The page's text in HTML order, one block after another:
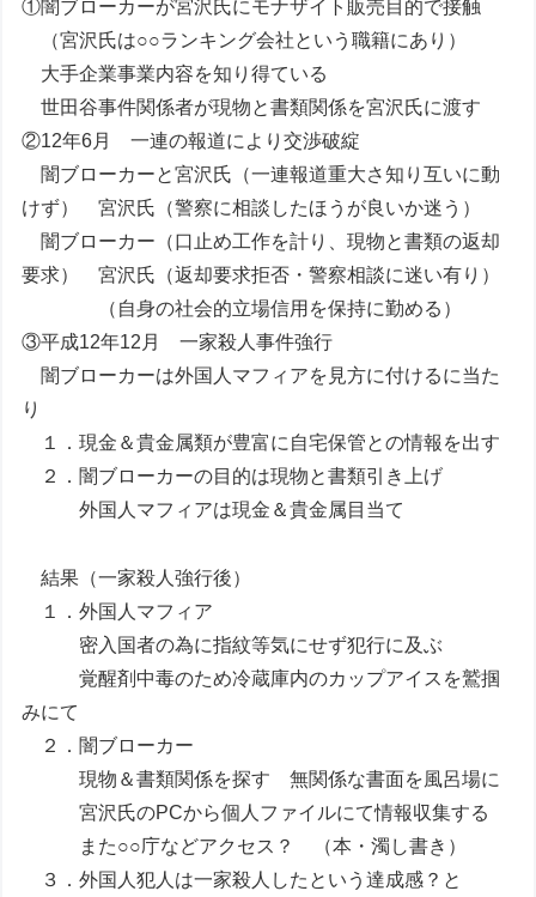
①闇ブローカーが宮沢氏にモナザイト販売目的で接触
（宮沢氏は○○ランキング会社という職籍にあり）
大手企業事業内容を知り得ている
世田谷事件関係者が現物と書類関係を宮沢氏に渡す
②12年6月 一連の報道により交渉破綻
闇ブローカーと宮沢氏（一連報道重大さ知り互いに動
けず） 宮沢氏（警察に相談したほうが良いか迷う）
闇ブローカー（口止め工作を計り、現物と書類の返却
要求） 宮沢氏（返却要求拒否・警察相談に迷い有り）
（自身の社会的立場信用を保持に勤める）
③平成12年12月 一家殺人事件強行
闇ブローカーは外国人マフィアを見方に付けるに当た
り
１．現金＆貴金属類が豊富に自宅保管との情報を出す
２．闇ブローカーの目的は現物と書類引き上げ
外国人マフィアは現金＆貴金属目当て
結果（一家殺人強行後）
１．外国人マフィア
密入国者の為に指紋等気にせず犯行に及ぶ
覚醒剤中毒のため冷蔵庫内のカップアイスを鷲掴
みにて
２．闇ブローカー
現物＆書類関係を探す 無関係な書面を風呂場に
宮沢氏のPCから個人ファイルにて情報収集する
また○○庁などアクセス？ （本・濁し書き）
３．外国人犯人は一家殺人したという達成感？と